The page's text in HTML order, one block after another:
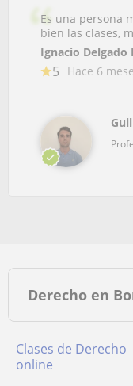
Es una persona
bien las clases,
Ignacio Delgado
5 Hace 6
Derecho en
Clases de Derecho
online